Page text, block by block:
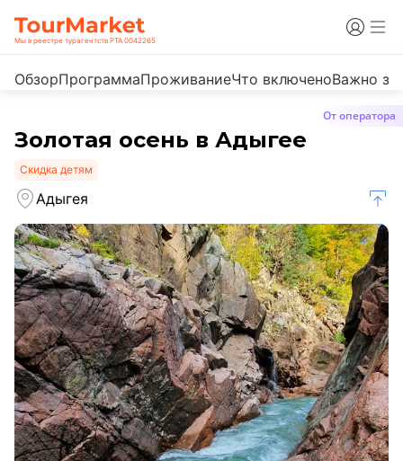
Мы в реестре турагентств РТА 0042265
ОбзорПрограммаПроживаниеЧто включеноВажно
От оператора
Золотая осень в Адыгее
Скидка детям
Адыгея